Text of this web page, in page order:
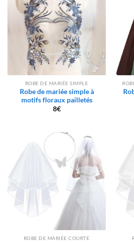
ROBE DE MARIÉE SIMPLE
Robe de mariée simple à
motifs floraux pailletés
8€
ROBE DE MARIÉE COURTE